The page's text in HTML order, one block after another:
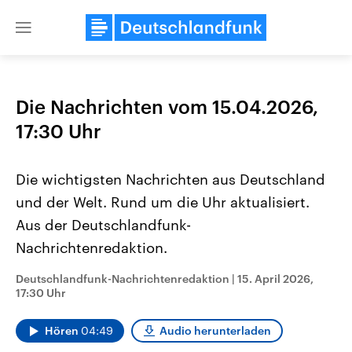
Close
Landtagswahl Sachsen-Anhalt
2026
Alle Informationen
September 2026 einen neuen
Landtag. Seit 2021 wird das
USA
Aktuelle Beiträge,
gehören die Vereinigten
den mächtigsten Ländern
Die Nachrichten vom 15.04.2026,
17:30 Uhr
Die wichtigsten Nachrichten aus Deutschland
und der Welt. Rund um die Uhr aktualisiert.
Aus der Deutschlandfunk-
Nachrichtenredaktion.
Deutschlandfunk-Nachrichtenredaktion | 15. April 2026,
17:30 Uhr
Hören 04:49 Audio herunterladen